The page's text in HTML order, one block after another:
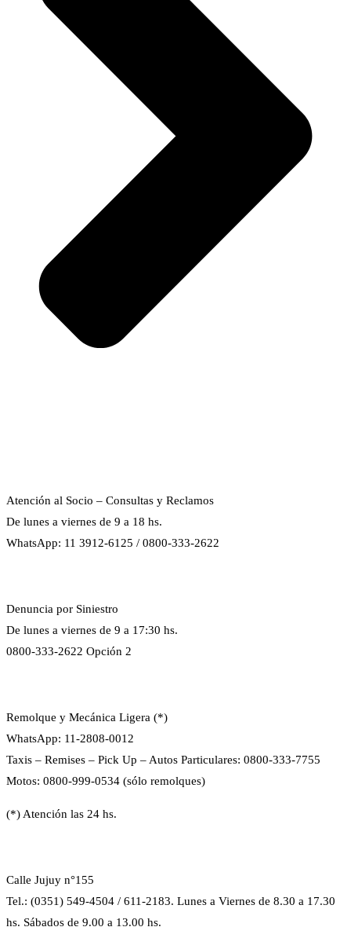
Atención al Socio – Consultas y Reclamos
De lunes a viernes de 9 a 18 hs.
WhatsApp: 11 3912-6125 / 0800-333-2622
Denuncia por Siniestro
De lunes a viernes de 9 a 17:30 hs.
0800-333-2622 Opción 2
Remolque y Mecánica Ligera (*)
WhatsApp: 11-2808-0012
Taxis – Remises – Pick Up – Autos Particulares: 0800-333-7755
Motos: 0800-999-0534 (sólo remolques)
(*) Atención las 24 hs.
Calle Jujuy n°155
Tel.: (0351) 549-4504 / 611-2183. Lunes a Viernes de 8.30 a 17.30
hs. Sábados de 9.00 a 13.00 hs.